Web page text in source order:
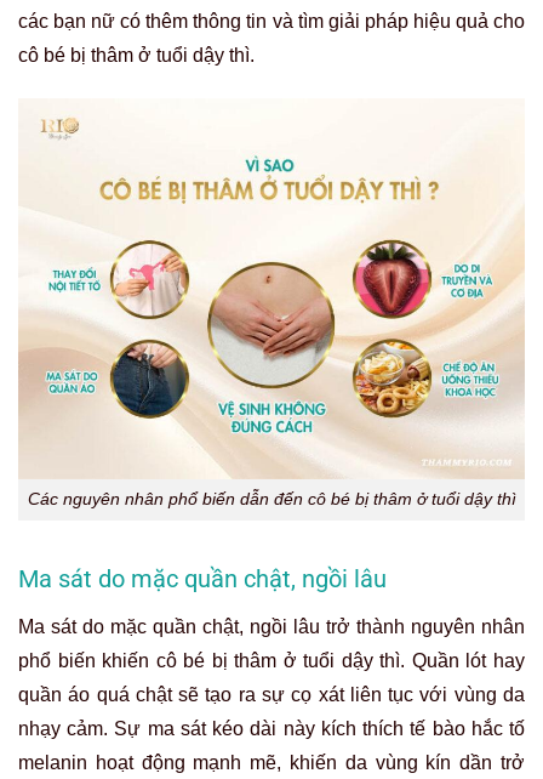
các bạn nữ có thêm thông tin và tìm giải pháp hiệu quả cho
cô bé bị thâm ở tuổi dậy thì.
Các nguyên nhân phổ biến dẫn đến cô bé bị thâm ở tuổi dậy thì
Ma sát do mặc quần chật, ngồi lâu
Ma sát do mặc quần chật, ngồi lâu trở thành nguyên nhân
phổ biến khiến cô bé bị thâm ở tuổi dậy thì. Quần lót hay
quần áo quá chật sẽ tạo ra sự cọ xát liên tục với vùng da
nhạy cảm. Sự ma sát kéo dài này kích thích tế bào hắc tố
melanin hoạt động mạnh mẽ, khiến da vùng kín dần trở